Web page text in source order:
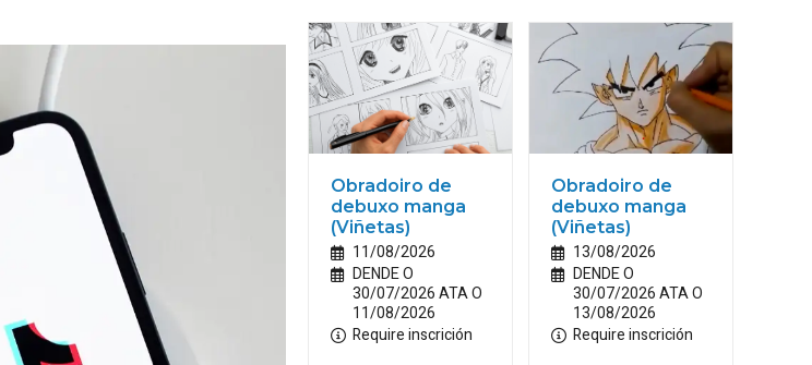
Obradoiro de
debuxo manga
(Viñetas)
11/08/2026
DENDE O
30/07/2026 ATA O
11/08/2026
Require inscrición
Obradoiro de
debuxo manga
(Viñetas)
13/08/2026
DENDE O
30/07/2026 ATA O
13/08/2026
Require inscrición